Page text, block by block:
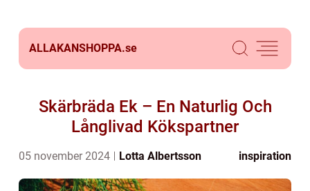
ALLAKANSHOPPA.se
Skärbräda Ek – En Naturlig Och
Långlivad Kökspartner
05 november 2024 Lotta Albertsson inspiration